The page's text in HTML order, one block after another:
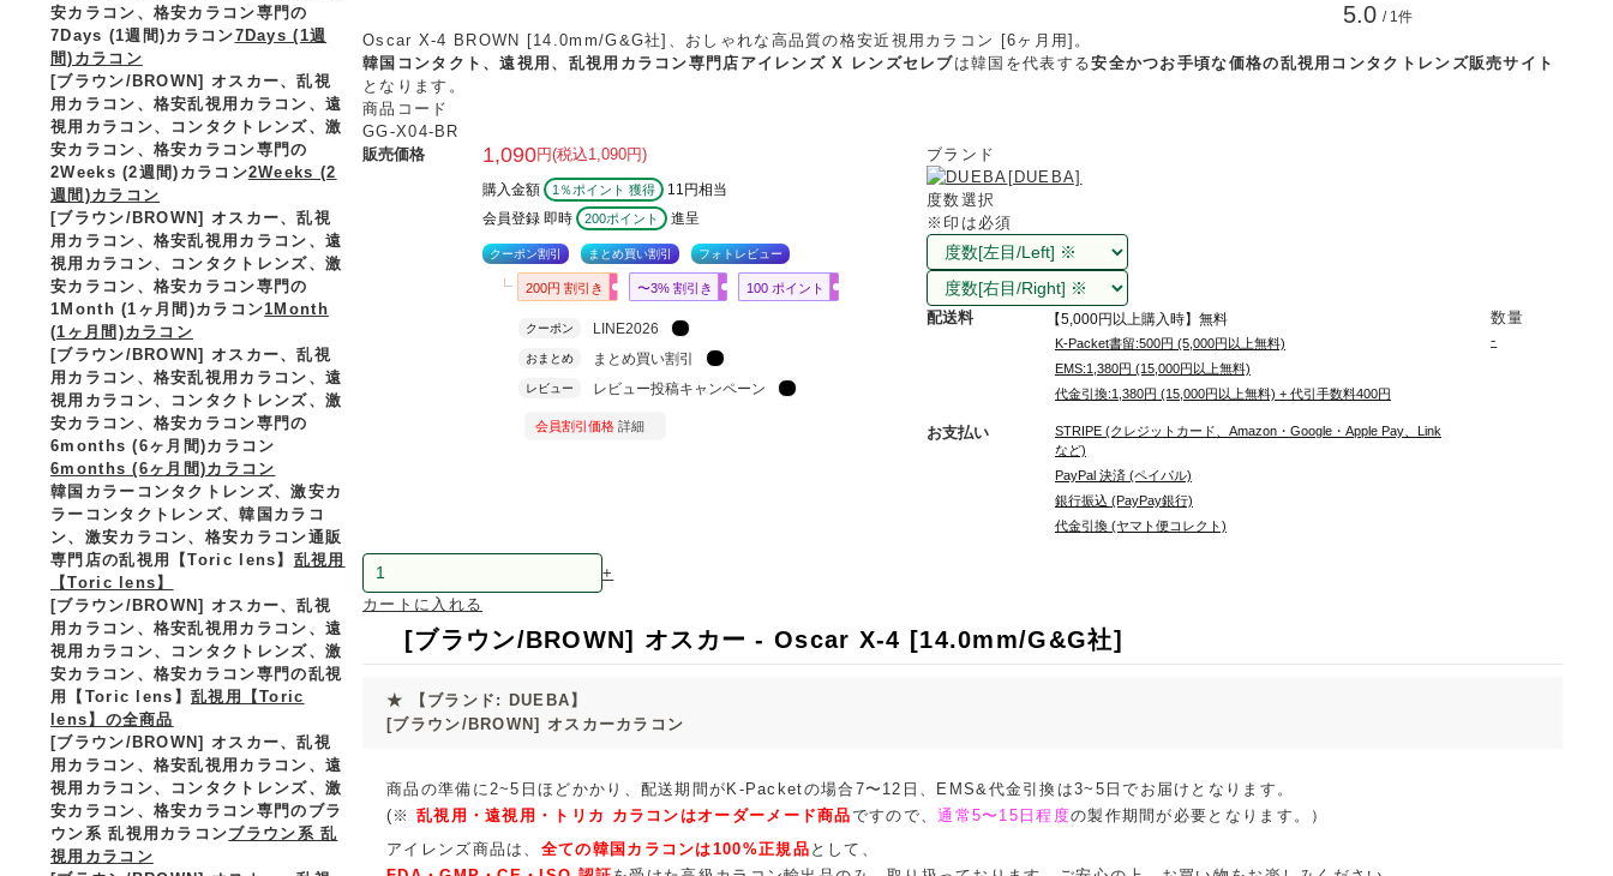
安カラコン、格安カラコン専門の
7Days (1週間)カラコン7Days (1週
間)カラコン
[ブラウン/BROWN] オスカー、乱視
用カラコン、格安乱視用カラコン、遠
視用カラコン、コンタクトレンズ、激
安カラコン、格安カラコン専門の
2Weeks (2週間)カラコン2Weeks (2
週間)カラコン
[ブラウン/BROWN] オスカー、乱視
用カラコン、格安乱視用カラコン、遠
視用カラコン、コンタクトレンズ、激
安カラコン、格安カラコン専門の
1Month (1ヶ月間)カラコン1Month
(1ヶ月間)カラコン
[ブラウン/BROWN] オスカー、乱視
用カラコン、格安乱視用カラコン、遠
視用カラコン、コンタクトレンズ、激
安カラコン、格安カラコン専門の
6months (6ヶ月間)カラコン
6months (6ヶ月間)カラコン
韓国カラーコンタクトレンズ、激安カ
ラーコンタクトレンズ、韓国カラコ
ン、激安カラコン、格安カラコン通販
専門店の乱視用【Toric lens】 乱視用
【Toric lens】
[ブラウン/BROWN] オスカー、乱視
用カラコン、格安乱視用カラコン、遠
視用カラコン、コンタクトレンズ、激
安カラコン、格安カラコン専門の乱視
用【Toric lens】 乱視用【Toric
lens】の全商品
[ブラウン/BROWN] オスカー、乱視
用カラコン、格安乱視用カラコン、遠
視用カラコン、コンタクトレンズ、激
安カラコン、格安カラコン専門のブラ
ウン系 乱視用カラコンブラウン系 乱
視用カラコン
/ 1件
5.0
Oscar X-4 BROWN [14.0mm/G&G社]、おしゃれな高品質の格安近視用カラコン [6ヶ月用]。
韓国コンタクト、遠視用、乱視用カラコン専門店アイレンズ X レンズセレブは韓国を代表する安全かつお手頃な価格の乱視用コンタクトレンズ販売サイト
となります。
商品コード
GG-X04-BR
販売価格
1,090円(税込1,090円)
購入金額 1％ポイント 獲得
11円相当
会員登録 即時
200ポイント 進呈
クーポン割引 まとめ買い割引 フォトレビュー
200円 割引き 〜3% 割引き 100 ポイント
クーポン LINE2026
おまとめ まとめ買い割引
レビュー レビュー投稿キャンペーン
会員割引価格詳細
ブランド
[DUEBA]
度数選択
※印は必須
配送料 【5,000円以上購入時】無料
K-Packet書留:500円 (5,000円以上無料)
EMS:1,380円 (15,000円以上無料)
代金引換:1,380円 (15,000円以上無料) + 代引手数料400円
お支払い
STRIPE (クレジットカード、Amazon・Google・Apple Pay、Link
など)
PayPal 決済 (ペイパル)
銀行振込 (PayPay銀行)
代金引換 (ヤマト便コレクト)
数量
-
+
カートに入れる
[ブラウン/BROWN] オスカー - Oscar X-4 [14.0mm/G&G社]
★
【ブランド: DUEBA】
[ブラウン/BROWN] オスカーカラコン
商品の準備に2~5日ほどかかり、配送期間がK-Packetの場合7〜12日、EMS&代金引換は3~5日でお届けとなります。
(※ 乱視用・遠視用・トリカ カラコンはオーダーメード商品ですので、通常5〜15日程度の製作期間が必要となります。）
アイレンズ商品は、 全ての韓国カラコンは100%正規品 として、